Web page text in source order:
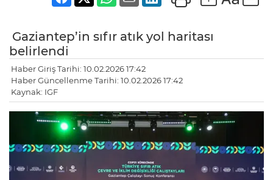
Gaziantep’in sıfır atık yol haritası
belirlendi
Haber Giriş Tarihi: 10.02.2026 17:42
Haber Güncellenme Tarihi: 10.02.2026 17:42
Kaynak: IGF